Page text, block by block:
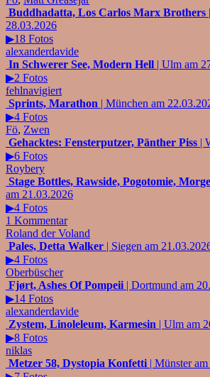
Buddhadatta, Los Carlos Marx Brothers
28.03.2026
▶18 Fotos
alexanderdavide
In Schwerer See, Modern Hell | Ulm am
▶2 Fotos
fehlnavigiert
Sprints, Marathon | München am
▶4 Fotos
Fö, Zwen
Gehacktes: Fensterputzer, Pänther Piss |
▶6 Fotos
Roybery
Stage Bottles, Rawside, Pogotomie,
am 21.03.2026
▶4 Fotos
1 Kommentar
Roland der Voland
Pales, Detta Walker | Siegen am
▶4 Fotos
Oberbüscher
Fjørt, Ashes Of Pompeii | Dortmund am
▶14 Fotos
alexanderdavide
Zystem, Linoleleum, Karmesin | Ulm am
▶8 Fotos
niklas
Metzer 58, Dystopia Konfetti | Münster